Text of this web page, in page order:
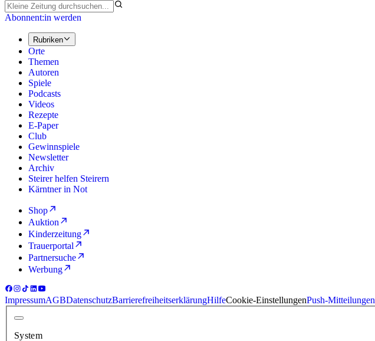
Abonnent:in werden
Rubriken
Orte
Themen
Autoren
Spiele
Podcasts
Videos
Rezepte
E-Paper
Club
Gewinnspiele
Newsletter
Archiv
Steirer helfen Steirern
Kärntner in Not
Shop
Auktion
Kinderzeitung
Trauerportal
Partnersuche
Werbung
ImpressumAGBDatenschutzBarrierefreiheitserklärungHilfeCookie-EinstellungenPush-Mitteilungen
System